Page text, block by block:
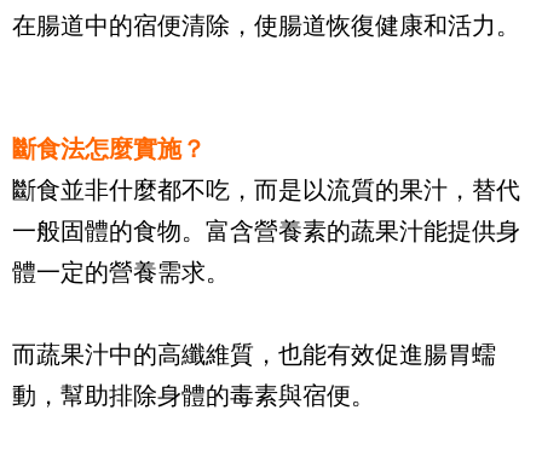
在腸道中的宿便清除，使腸道恢復健康和活力。
斷食法怎麼實施？
斷食並非什麼都不吃，而是以流質的果汁，替代
一般固體的食物。富含營養素的蔬果汁能提供身
體一定的營養需求。
而蔬果汁中的高纖維質，也能有效促進腸胃蠕
動，幫助排除身體的毒素與宿便。